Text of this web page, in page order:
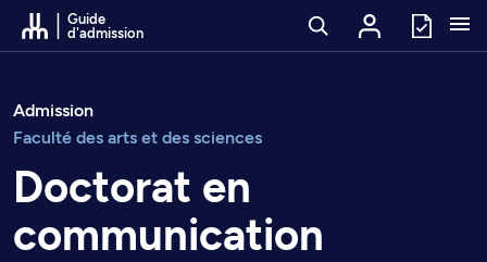
Passer au contenu
Guide
d'admission
Admission
Faculté des arts et des sciences
Doctorat en
communication